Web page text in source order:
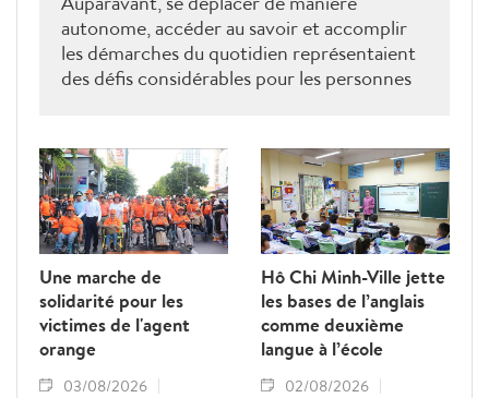
autonome, accéder au savoir et accomplir
les démarches du quotidien représentaient
des défis considérables pour les personnes
réel, utiliser les réseaux sociaux, effectuer
des paiements électroniques et même
programmer des logiciels ou composer de la
musique sur leur ordinateur. Ces avancées
remarquables témoignent du pouvoir du
numérique qui, non seulement les aide à
atténuer les effets de leur handicap et à
élargir leurs perspectives d'intégration, mais
contribue également à valoriser et à
affirmer la dignité de chaque individu.
Une marche de
solidarité pour les
victimes de l'agent
orange
03/08/2026
Hô Chi Minh-Ville jette
les bases de l’anglais
comme deuxième
langue à l’école
02/08/2026